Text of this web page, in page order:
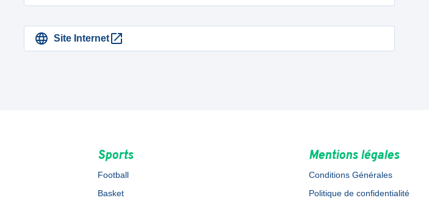
Site Internet
Sports
Football
Basket
Mentions légales
Conditions Générales
Politique de confidentialité